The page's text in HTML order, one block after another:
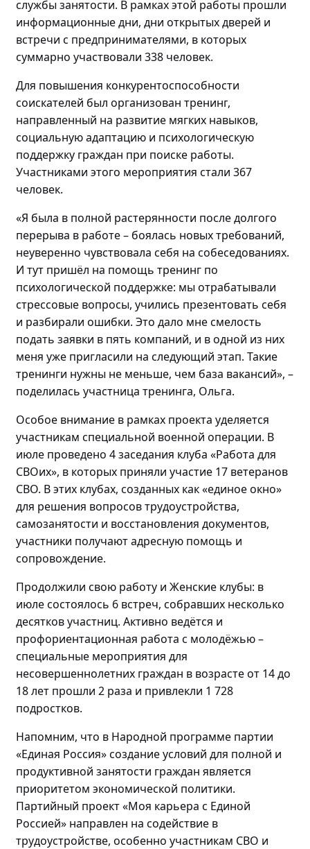
службы занятости. В рамках этой работы прошли
информационные дни, дни открытых дверей и
встречи с предпринимателями, в которых
суммарно участвовали 338 человек.
Для повышения конкурентоспособности
соискателей был организован тренинг,
направленный на развитие мягких навыков,
социальную адаптацию и психологическую
поддержку граждан при поиске работы.
Участниками этого мероприятия стали 367
человек.
«Я была в полной растерянности после долгого
перерыва в работе – боялась новых требований,
неуверенно чувствовала себя на собеседованиях.
И тут пришёл на помощь тренинг по
психологической поддержке: мы отрабатывали
стрессовые вопросы, учились презентовать себя
и разбирали ошибки. Это дало мне смелость
подать заявки в пять компаний, и водной из них
меня уже пригласили на следующий этап. Такие
тренинги нужны не меньше, чем база вакансий», –
поделилась участница тренинга, Ольга.
Особое внимание в рамках проекта уделяется
участникам специальной военной операции. В
июле проведено 4 заседания клуба «Работа для
СВОих», в которых приняли участие 17 ветеранов
СВО. В этих клубах, созданных как «единое окно»
для решения вопросов трудоустройства,
самозанятости и восстановления документов,
участники получают адресную помощь и
сопровождение.
Продолжили свою работу и Женские клубы: в
июле состоялось 6 встреч, собравших несколько
десятков участниц. Активно ведётся и
профориентационная работа с молодёжью–
специальные мероприятия для
несовершеннолетних граждан в возрасте от 14 до
18 лет прошли 2 раза и привлекли 1 728
подростков.
Напомним, что в Народной программе партии
«Единая Россия» создание условий для полной и
продуктивной занятости граждан является
приоритетом экономической политики.
Партийный проект «Моя карьера с Единой
Россией» направлен на содействие в
трудоустройстве, особенно участникам СВО и